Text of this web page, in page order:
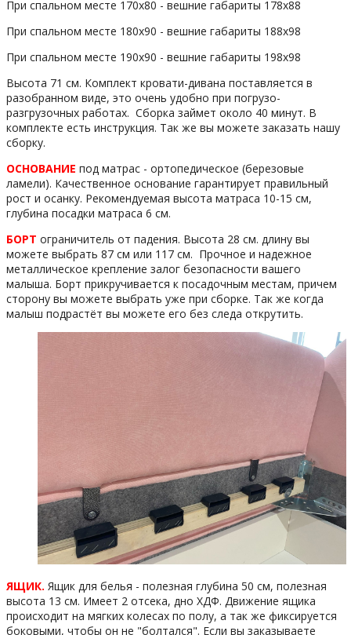
При спальном месте 170х80 - вешние габариты 178x88
При спальном месте 180х90 - вешние габариты 188x98
При спальном месте 190х90 - вешние габариты 198x98
Высота 71 см. Комплект кровати-дивана поставляется в
разобранном виде, это очень удобно при погрузо-
разгрузочных работах. Сборка займет около 40 минут. В
комплекте есть инструкция. Так же вы можете заказать нашу
сборку.
ОСНОВАНИЕ под матрас - ортопедическое (березовые
ламели). Качественное основание гарантирует правильный
рост и осанку. Рекомендуемая высота матраса 10-15 см,
глубина посадки матраса 6 см.
БОРТ ограничитель от падения. Высота 28 см. длину вы
можете выбрать 87 см или 117 см. Прочное и надежное
металлическое крепление залог безопасности вашего
малыша. Борт прикручивается к посадочным местам, причем
сторону вы можете выбрать уже при сборке. Так же когда
малыш подрастёт вы можете его без следа открутить.
ЯЩИК. Ящик для белья - полезная глубина 50 см, полезная
высота 13 см. Имеет 2 отсека, дно ХДФ. Движение ящика
происходит на мягких колесах по полу, а так же фиксируется
боковыми, чтобы он не "болтался". Если вы заказываете